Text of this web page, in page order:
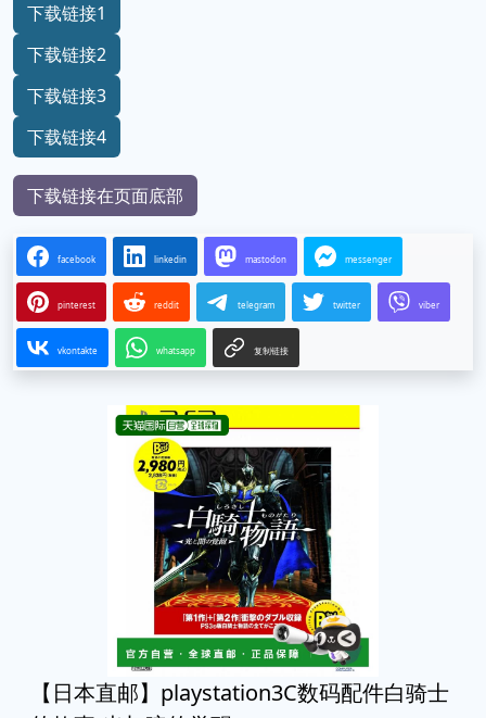
下载链接1
下载链接2
下载链接3
下载链接4
下载链接在页面底部
facebook linkedin mastodon messenger
pinterest reddit telegram twitter viber
vkontakte whatsapp 复制链接
【日本直邮】playstation3C数码配件白骑士